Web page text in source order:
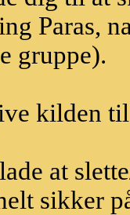
Paras,
gruppe).
kilden
at
sikker